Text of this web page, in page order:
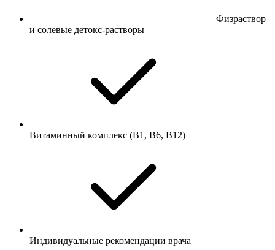
Физраствор
и солевые детокс-растворы
Витаминный комплекс (B1, B6, B12)
Индивидуальные рекомендации врача